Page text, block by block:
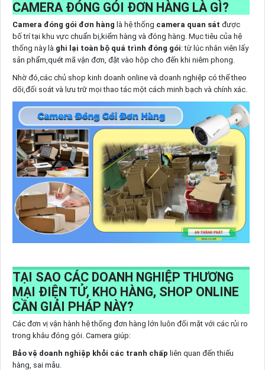
CAMERA ĐÓNG GÓI ĐƠN HÀNG LÀ GÌ?
Camera đóng gói đơn hàng là hệ thống camera quan sát được
bố trí tại khu vực chuẩn bị,kiểm hàng và đóng hàng. Mục tiêu của hệ
thống này là ghi lại toàn bộ quá trình đóng gói: từ lúc nhân viên lấy
sản phẩm,quét mã vận đơn, đặt vào hộp cho đến khi niêm phong.
Nhờ đó,các chủ shop kinh doanh online và doanh nghiệp có thể theo
dõi,đối soát và lưu trữ mọi thao tác một cách minh bạch và chính xác.
TẠI SAO CÁC DOANH NGHIỆP THƯƠNG
MẠI ĐIỆN TỬ, KHO HÀNG, SHOP ONLINE
CẦN GIẢI PHÁP NÀY?
Các đơn vị vận hành hệ thống đơn hàng lớn luôn đối mặt với các rủi ro
trong khâu đóng gói. Camera giúp:
Bảo vệ doanh nghiệp khỏi các tranh chấp liên quan đến thiếu
hàng, sai mẫu.